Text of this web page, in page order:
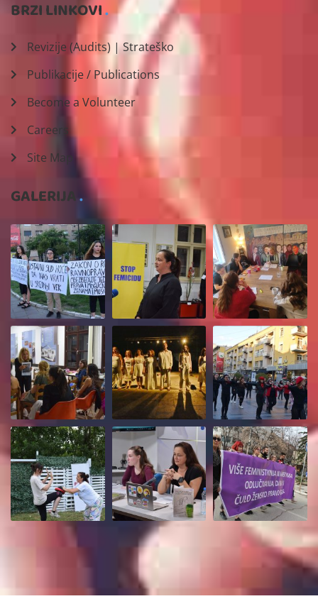
BRZI LINKOVI
Revizije (Audits) | Strateško
Publikacije / Publications
Become a Volunteer
Careers
Site Map
GALERIJA